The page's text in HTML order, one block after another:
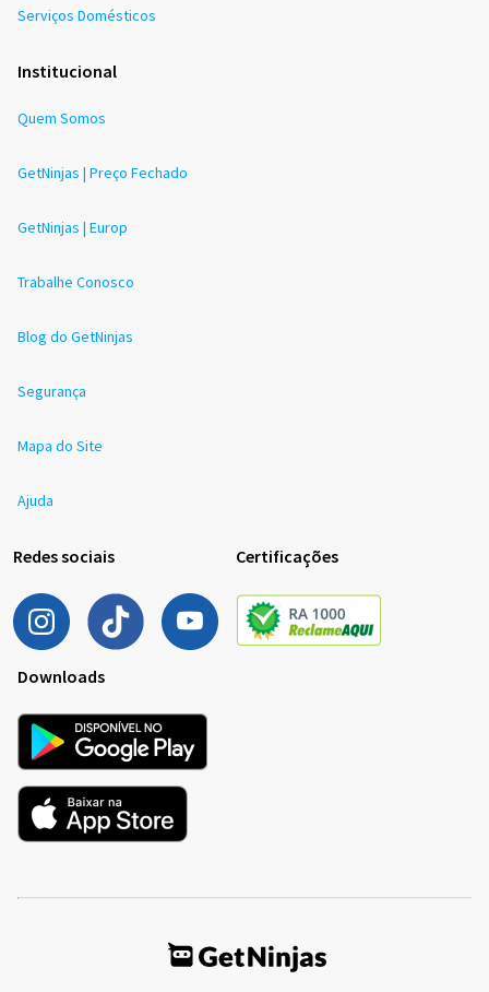
Serviços Domésticos
Institucional
Quem Somos
GetNinjas | Preço Fechado
GetNinjas | Europ
Trabalhe Conosco
Blog do GetNinjas
Segurança
Mapa do Site
Ajuda
Redes sociais Certificações
Downloads